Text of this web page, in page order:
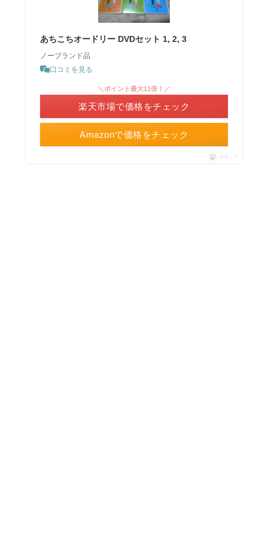
あちこちオードリー DVDセット 1, 2, 3
ノーブランド品
口コミを見る
Amazonで価格をチェック
＼ポイント最大11倍！／
楽天市場で価格をチェック
ポチップ